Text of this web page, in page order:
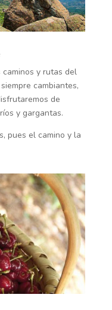
y rutas del
cambiantes,
de
y gargantas.
pues el camino y la